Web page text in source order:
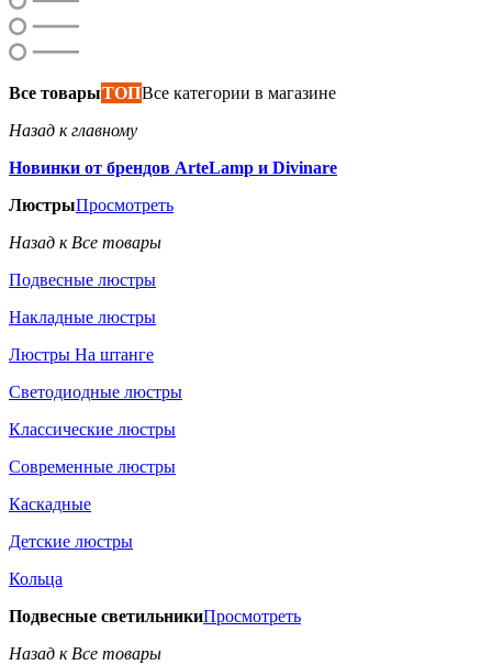
Все товарыТОПВсе категории в магазине
Назад к главному
Новинки от брендов ArteLamp и Divinare
ЛюстрыПросмотреть
Назад к Все товары
Подвесные люстры
Накладные люстры
Люстры На штанге
Светодиодные люстры
Классические люстры
Современные люстры
Каскадные
Детские люстры
Кольца
Подвесные светильникиПросмотреть
Назад к Все товары